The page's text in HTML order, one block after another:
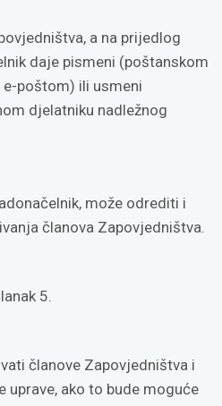
a na prijedlog
daje pismeni (poštanskom
poštom) ili usmeni
djelatniku nadležnog
može odrediti i
članova Zapovjedništva.
5.
članove Zapovjedništva i
uprave, ako to bude moguće